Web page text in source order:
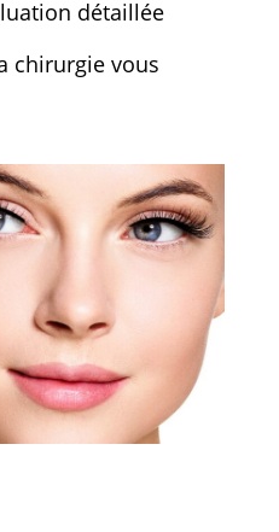
détaillée
chirurgie vous